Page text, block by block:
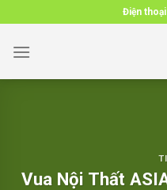
to
content
Điện
Vua Nội Thất